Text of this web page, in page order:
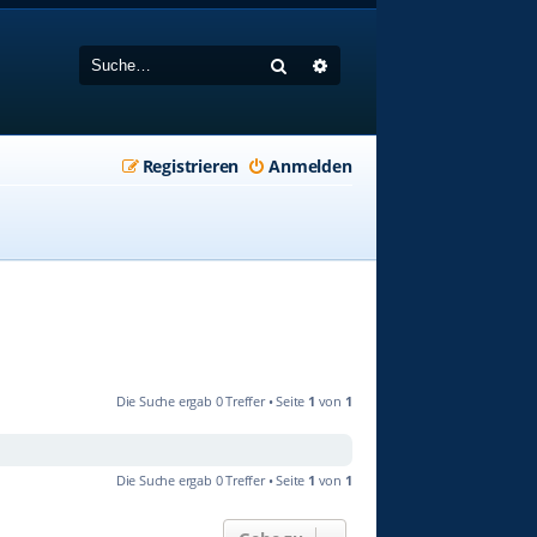
Suche
Anmelden
Registrieren
Die Suche ergab 0 Treffer • Seite 1 von 1
Die Suche ergab 0 Treffer • Seite 1 von 1